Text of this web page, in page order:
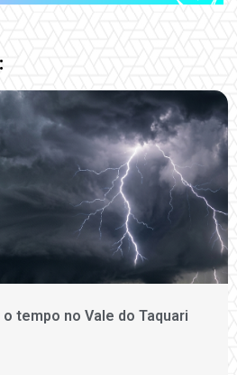
tempo no Vale do Taquari